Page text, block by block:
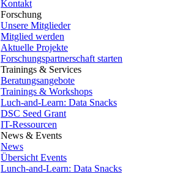
Kontakt
Forschung
Unsere Mitglieder
Mitglied werden
Aktuelle Projekte
Forschungspartnerschaft starten
Trainings & Services
Beratungsangebote
Trainings & Workshops
Luch-and-Learn: Data Snacks
DSC Seed Grant
IT-Ressourcen
News & Events
News
Übersicht Events
Lunch-and-Learn: Data Snacks